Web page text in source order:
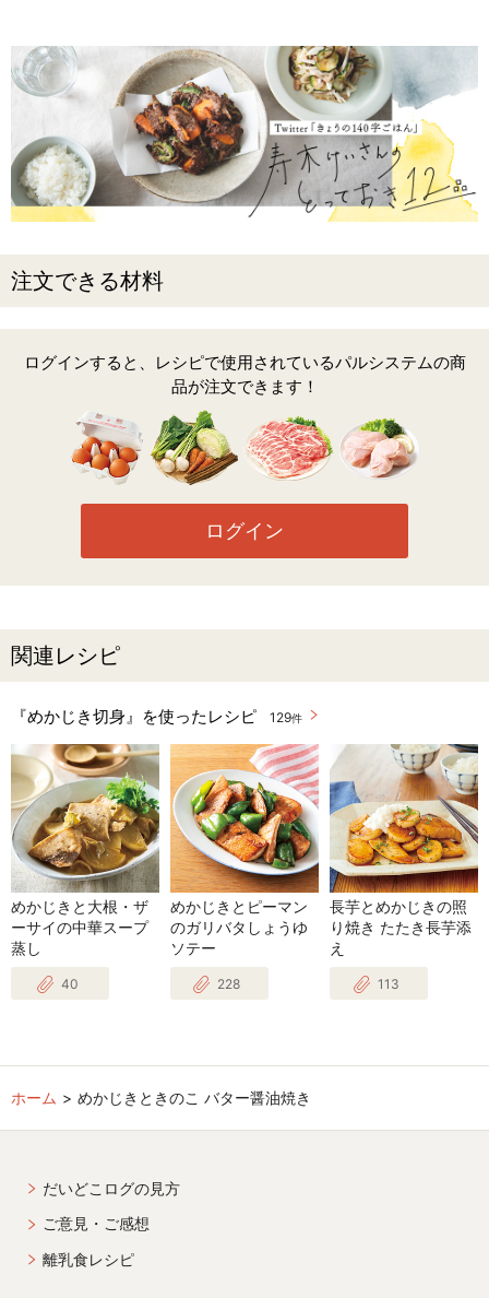
注文できる材料
ログインすると、レシピで使用されているパルシステムの商
品が注文できます！
ログイン
関連レシピ
『めかじき切身』を使ったレシピ 129件
めかじきと大根・ザ
ーサイの中華スープ
蒸し
40
めかじきとピーマン
のガリバタしょうゆ
ソテー
228
長芋とめかじきの照
り焼き たたき長芋添
え
113
ホーム めかじきときのこ バター醤油焼き
だいどこログの見方
ご意見・ご感想
離乳食レシピ